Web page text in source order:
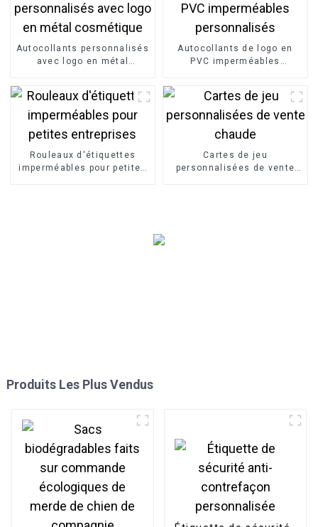
Autocollants personnalisés
avec logo en métal
Autocollants de logo en
PVC imperméables
Rouleaux d'étiquettes
imperméables pour petites
Cartes de jeu
personnalisées de vente
Produits Les Plus Vendus